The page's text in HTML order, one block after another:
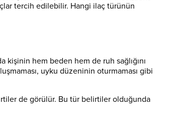
tercih edilebilir. Hangi ilaç türünün
hem beden hem de ruh sağlığını
uyku düzeninin oturmaması gibi
de görülür. Bu tür belirtiler olduğunda